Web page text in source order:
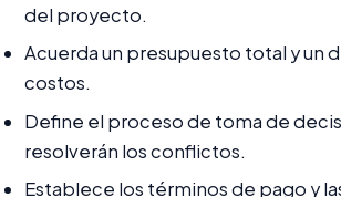
del proyecto.
Acuerda un presupuesto total y un
costos.
Define el proceso de toma de
resolverán los conflictos.
Establece los términos de pago y